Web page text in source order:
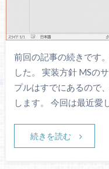
前回の記事の続きです
した。 実装方針 MSの
プルはすでにあるので
します。 今回は最近愛
続きを読む